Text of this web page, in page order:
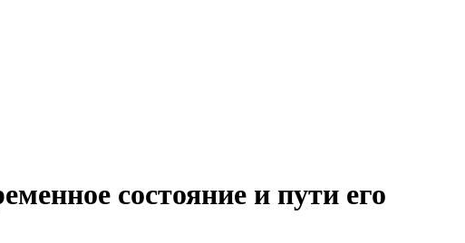
состояние и пути его